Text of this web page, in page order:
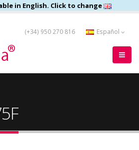
in English. Click to change
(+34) 950 270 816 Español